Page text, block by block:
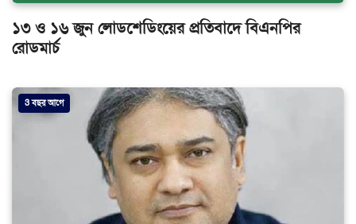
১৩ ও ১৬ জুন লোডশেডিংয়ের প্রতিবাদে বিএনপির
রোডমার্চ
3 বছর আগে